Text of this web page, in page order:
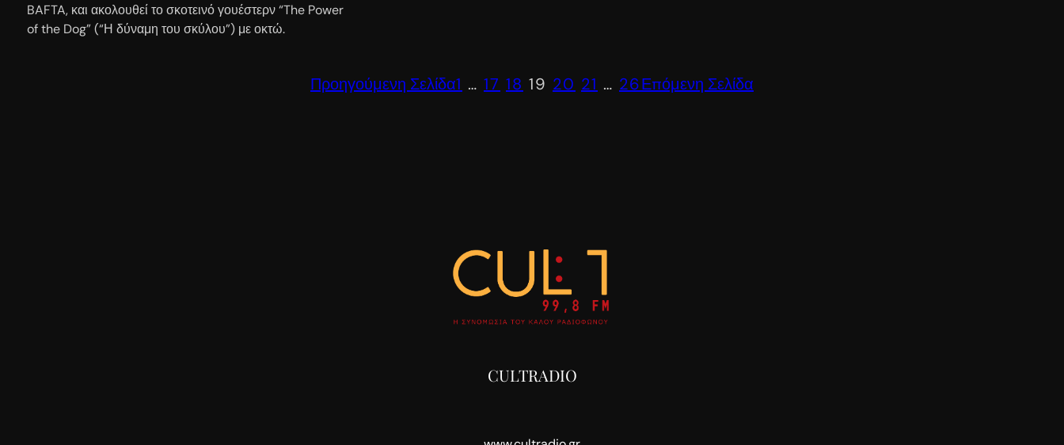
BAFTA, και ακολουθεί το σκοτεινό γουέστερν “The Power
of the Dog” (“Η δύναμη του σκύλου”) με οκτώ.
Προηγούμενη Σελίδα1 … 17 18 19 20 21 … 26Επόμενη Σελίδα
CULTRADIO